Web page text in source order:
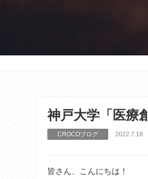
神戸大学「医療
CROCOブログ 2022.7.18
皆さん、こんにちは！